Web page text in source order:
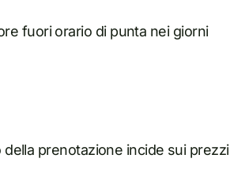
fuori orario di punta nei giorni
prenotazione incide sui prezzi